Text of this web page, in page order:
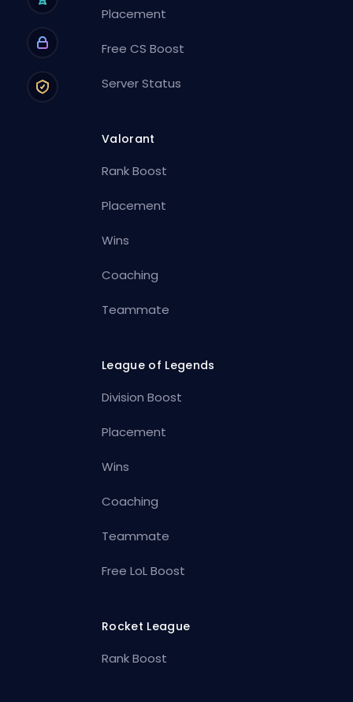
Placement
Free CS Boost
Server Status
Valorant
Rank Boost
Placement
Wins
Coaching
Teammate
League of Legends
Division Boost
Placement
Wins
Coaching
Teammate
Free LoL Boost
Rocket League
Rank Boost